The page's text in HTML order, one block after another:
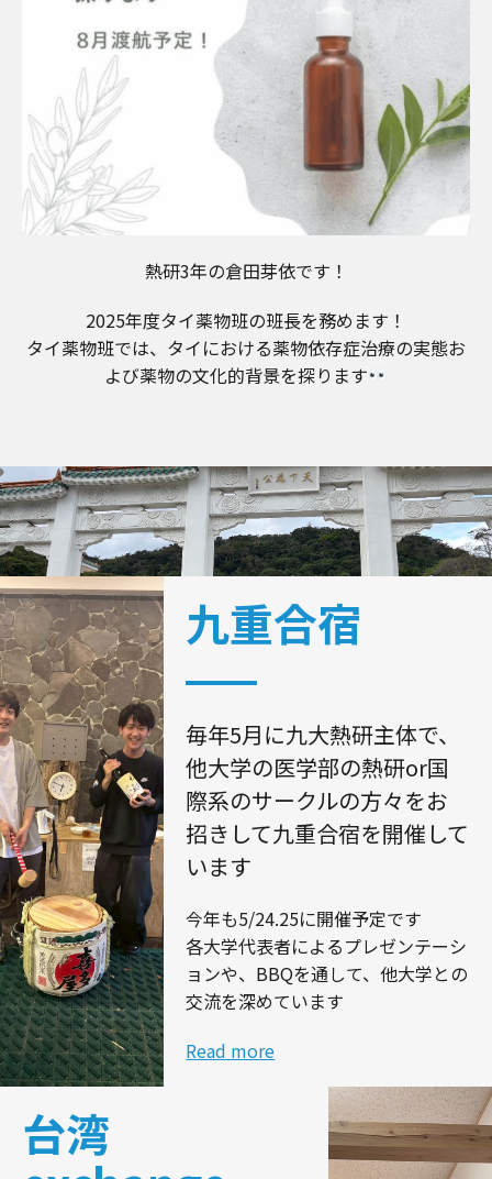
熱研3年の倉田芽依です！
2025年度タイ薬物班の班長を務めます！
タイ薬物班では、タイにおける薬物依存症治療の実態お
よび薬物の文化的背景を探ります
九重合宿
毎年5月に九大熱研主体で、
他大学の医学部の熱研or国
際系のサークルの方々をお
招きして九重合宿を開催して
います
今年も5/24.25に開催予定です
各大学代表者によるプレゼンテーシ
ョンや、BBQを通して、他大学との
交流を深めています
Read more
台湾